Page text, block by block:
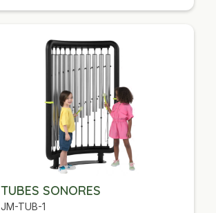
TUBES SONORES
JM-TUB-1